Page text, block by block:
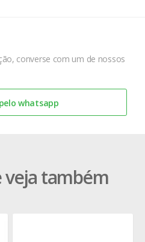
converse com um de nossos
whatsapp
também